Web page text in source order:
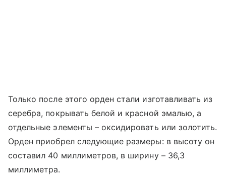
Только после этого орден стали изготавливать из
серебра, покрывать белой и красной эмалью, а
отдельные элементы – оксидировать или золотить.
Орден приобрел следующие размеры: в высоту он
составил 40 миллиметров, в ширину – 36,3
миллиметра.